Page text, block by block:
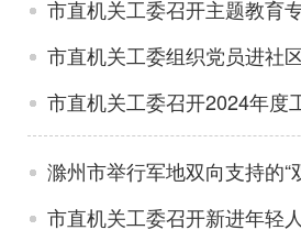
市直机关工委召开主题教育
市直机关工委组织党员进社
市直机关工委召开2024年度
滁州市举行军地双向支持的“
市直机关工委召开新进年轻